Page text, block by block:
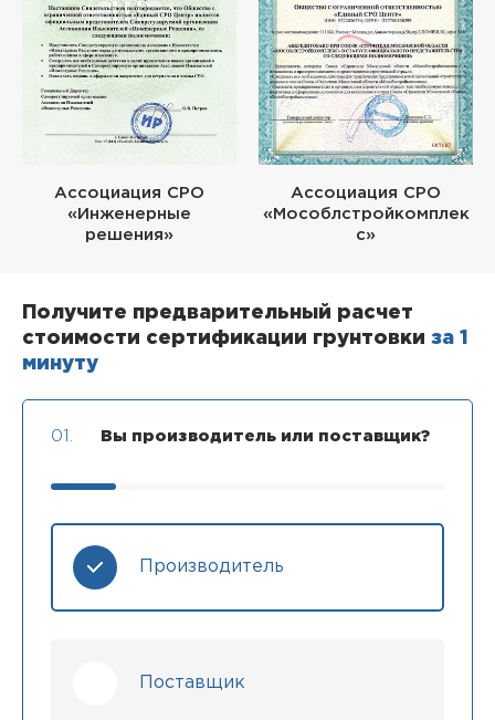
Ассоциация СРО
«Инженерные
решения»
Ассоциация СРО
«Мособлстройкомплек
с»
Получите предварительный расчет
стоимости сертификации грунтовки за 1
минуту
01. Вы производитель или поставщик?
Производитель
Поставщик